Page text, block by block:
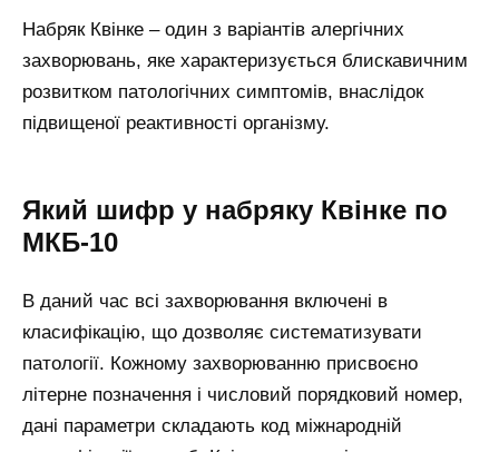
Набряк Квінке – один з варіантів алергічних
захворювань, яке характеризується блискавичним
розвитком патологічних симптомів, внаслідок
підвищеної реактивності організму.
Який шифр у набряку Квінке по
МКБ-10
В даний час всі захворювання включені в
класифікацію, що дозволяє систематизувати
патології. Кожному захворюванню присвоєно
літерне позначення і числовий порядковий номер,
дані параметри складають код міжнародній